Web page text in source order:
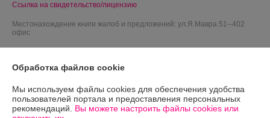
Ссылка на свидетельство/лицензию
Местонахождение книги жалоб и предложений: ул.Я.Мавра 51--402
офис
Обработка файлов cookie
Мы используем файлы cookies для обеспечения удобства
пользователей портала и предоставления персональных
рекомендаций. Вы можете настроить файлы cookies или